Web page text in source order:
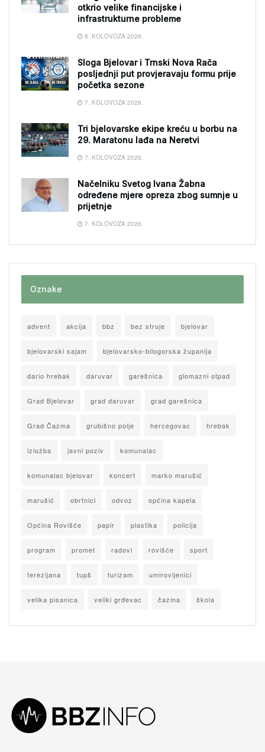
otkrio velike financijske i
infrastrukturne probleme
8. KOLOVOZA 2026.
Sloga Bjelovar i Trnski Nova Rača
posljednji put provjeravaju formu prije
početka sezone
7. KOLOVOZA 2026.
Tri bjelovarske ekipe kreću u borbu na
29. Maratonu lađa na Neretvi
7. KOLOVOZA 2026.
Načelniku Svetog Ivana Žabna
određene mjere opreza zbog sumnje u
prijetnje
7. KOLOVOZA 2026.
Oznake
advent akcija bbz bez struje bjelovar
bjelovarski sajam bjelovarsko-bilogorska županija
dario hrebak daruvar garešnica glomazni otpad
Grad Bjelovar grad daruvar grad garešnica
Grad Čazma grubišno polje hercegovac hrebak
izložba javni poziv komunalac
komunalac bjelovar koncert marko marušić
marušić obrtnici odvoz općina kapela
Općina Rovišće papir plastika policija
program promet radovi rovišće sport
terezijana tupš turizam umirovljenici
velika pisanica veliki grđevac čazma škola